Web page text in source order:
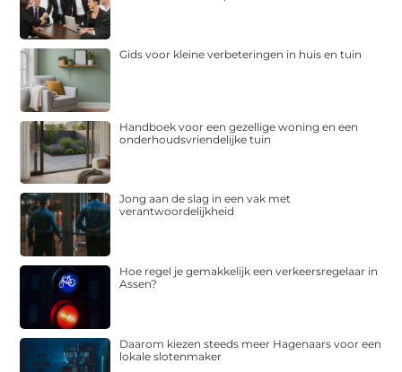
Gids voor kleine verbeteringen in huis en tuin
Handboek voor een gezellige woning en een
onderhoudsvriendelijke tuin
Jong aan de slag in een vak met
verantwoordelijkheid
Hoe regel je gemakkelijk een verkeersregelaar in
Assen?
Daarom kiezen steeds meer Hagenaars voor een
lokale slotenmaker